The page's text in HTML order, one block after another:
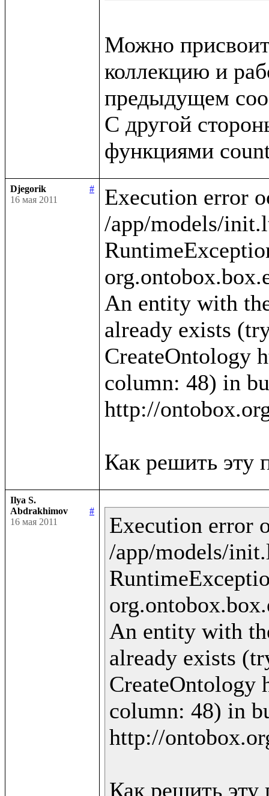
Можно
коллекцию и
предыдущем
С другой
Djegorik
#
16 мая 2011
Execution error
/app/models/
An entity with
already exists
CreateOntology
column: 48) in
http://
Ilya S.
Abdrakhimov
#
16 мая 2011
Execution error
/app/models/
An entity with
already exists
CreateOntology
column: 48) in
http://